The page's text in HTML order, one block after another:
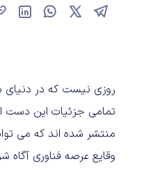
روزی نیست که در دنیای
منتشر شده اند که می
وقایع عرصه فناوری آگاه